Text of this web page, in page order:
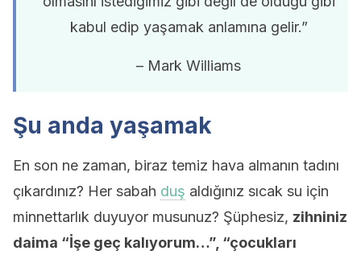
kabul edip yaşamak anlamına gelir.”
– Mark Williams
Şu anda yaşamak
En son ne zaman, biraz temiz hava almanın tadını
çıkardınız? Her sabah duş aldığınız sıcak su için
minnettarlık duyuyor musunuz? Şüphesiz, zihniniz
daima “İşe geç kalıyorum…”, “çocukları